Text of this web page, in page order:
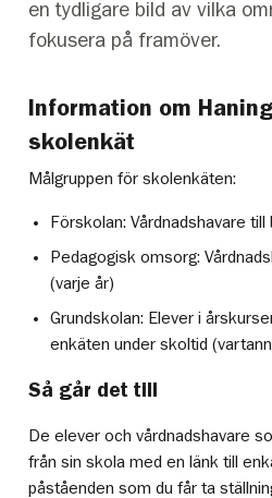
en tydligare bild av vilka
fokusera på framöver.
Information om
skolenkät
Målgruppen för skolenkäten:
Förskolan: Vårdnadshavare
Pedagogisk omsorg:
(varje år)
Grundskolan: Elever i
enkäten under skoltid
Så går det till
De elever och vårdnadshavare
från sin skola med en länk till
påståenden som du får ta